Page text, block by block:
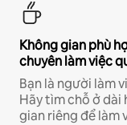
Không gian phù
chuyên làm việc
Bạn là người làm
Hãy tìm chỗ ở dài
gian riêng để làm